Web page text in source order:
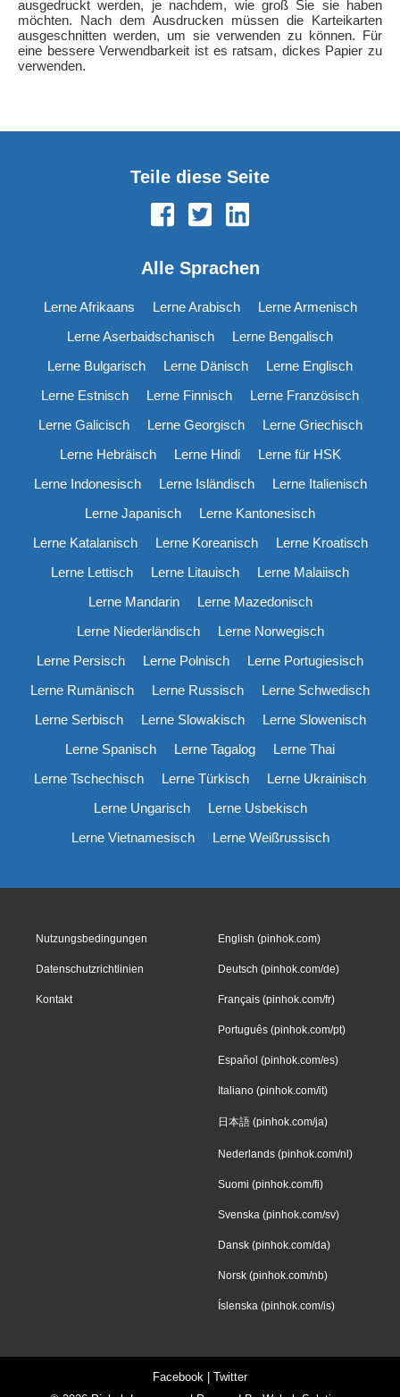
ausgedruckt werden, je nachdem, wie groß Sie sie haben
möchten. Nach dem Ausdrucken müssen die Karteikarten
ausgeschnitten werden, um sie verwenden zu können. Für
eine bessere Verwendbarkeit ist es ratsam, dickes Papier zu
verwenden.
Teile diese Seite
Alle Sprachen
Lerne Afrikaans Lerne Arabisch
Lerne Armenisch
Lerne Aserbaidschanisch
Lerne Bengalisch
Lerne Bulgarisch
Lerne Dänisch
Lerne Englisch
Lerne Estnisch
Lerne Finnisch
Lerne Französisch
Lerne Galicisch
Lerne Georgisch
Lerne Griechisch
Lerne Hebräisch
Lerne Hindi
Lerne für HSK
Lerne Indonesisch
Lerne Isländisch
Lerne Italienisch
Lerne Japanisch
Lerne Kantonesisch
Lerne Katalanisch
Lerne Koreanisch
Lerne Kroatisch
Lerne Lettisch
Lerne Litauisch
Lerne Malaiisch
Lerne Mandarin
Lerne Mazedonisch
Lerne Niederländisch
Lerne Norwegisch
Lerne Persisch
Lerne Polnisch
Lerne Portugiesisch
Lerne Rumänisch
Lerne Russisch
Lerne Schwedisch
Lerne Serbisch
Lerne Slowakisch
Lerne Slowenisch
Lerne Spanisch
Lerne Tagalog
Lerne Thai
Lerne Tschechisch
Lerne Türkisch
Lerne Ukrainisch
Lerne Ungarisch
Lerne Usbekisch
Lerne Vietnamesisch
Lerne Weißrussisch
Nutzungsbedingungen
Datenschutzrichtlinien
Kontakt
English (pinhok.com)
Deutsch (pinhok.com/de)
Français (pinhok.com/fr)
Português (pinhok.com/pt)
Español (pinhok.com/es)
Italiano (pinhok.com/it)
日本語 (pinhok.com/ja)
Nederlands (pinhok.com/nl)
Suomi (pinhok.com/fi)
Svenska (pinhok.com/sv)
Dansk (pinhok.com/da)
Norsk (pinhok.com/nb)
Íslenska (pinhok.com/is)
Facebook
Twitter